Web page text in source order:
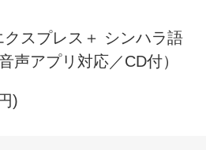
クスプレス＋ シンハラ語
声アプリ対応／CD付）
)